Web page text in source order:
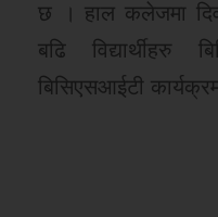
छ । हाल कलेजमा
बढि विद्यार्थीहरु
बिसिएसआईटी